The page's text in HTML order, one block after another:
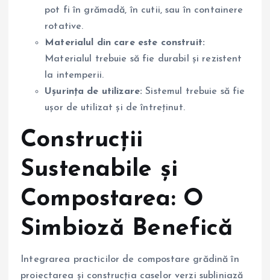
pot fi în grămadă, în cutii, sau în containere
rotative.
Materialul din care este construit:
Materialul trebuie să fie durabil și rezistent
la intemperii.
Ușurința de utilizare: Sistemul trebuie să fie
ușor de utilizat și de întreținut.
Construcții
Sustenabile și
Compostarea: O
Simbioză Benefică
Integrarea practicilor de compostare grădină în
proiectarea și construcția caselor verzi subliniază